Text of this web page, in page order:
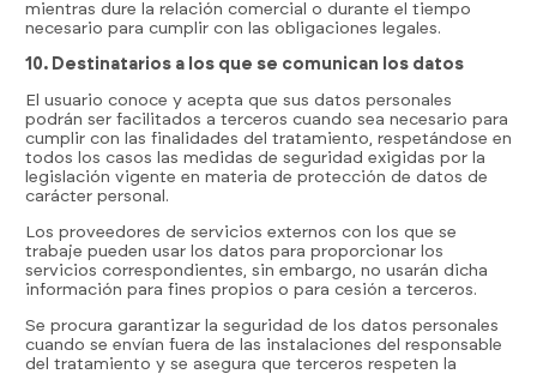
mientras dure la relación comercial o durante el tiempo
necesario para cumplir con las obligaciones legales.
10. Destinatarios a los que se comunican los datos
El usuario conoce y acepta que sus datos personales
podrán ser facilitados a terceros cuando sea necesario para
cumplir con las finalidades del tratamiento, respetándose en
todos los casos las medidas de seguridad exigidas por la
legislación vigente en materia de protección de datos de
carácter personal.
Los proveedores de servicios externos con los que se
trabaje pueden usar los datos para proporcionar los
servicios correspondientes, sin embargo, no usarán dicha
información para fines propios o para cesión a terceros.
Se procura garantizar la seguridad de los datos personales
cuando se envían fuera de las instalaciones del responsable
del tratamiento y se asegura que terceros respeten la